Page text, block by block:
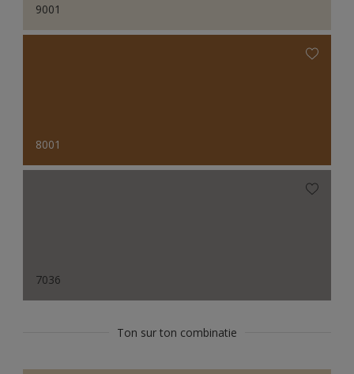
9001
8001
7036
Ton sur ton combinatie